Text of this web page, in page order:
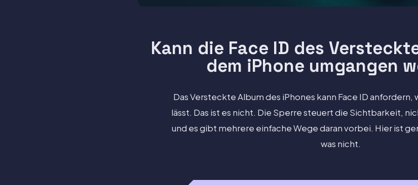
Kann die Face ID des
dem iPhone umgangen
Das Versteckte Album des iPhones kann Face ID anfordern,
lässt. Das ist es nicht. Die Sperre steuert die Sichtbarkeit,
und es gibt mehrere einfache Wege daran vorbei. Hier ist
was nicht.